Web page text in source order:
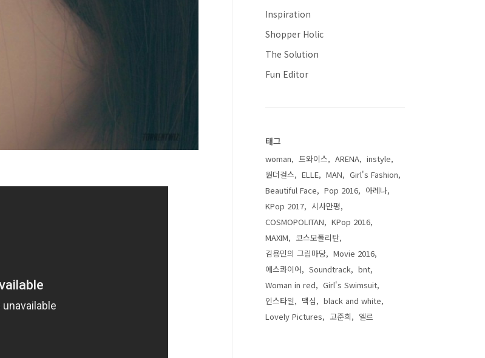
Inspiration
Shopper Holic
The Solution
Fun Editor
태그
woman 트와이스 ARENA
instyle
원더걸스
ELLE MAN
Girl's Fashion
Beautiful Face
Pop 2016
아레나
KPop 2017
시사만평
COSMOPOLITAN
KPop 2016
MAXIM
코스모폴리탄
김용민의 그림마당
Movie 2016
에스콰이어
Soundtrack
bnt
Woman in red
Girl's Swimsuit
인스타일
맥심
black and white
Lovely Pictures
고준희 엘르